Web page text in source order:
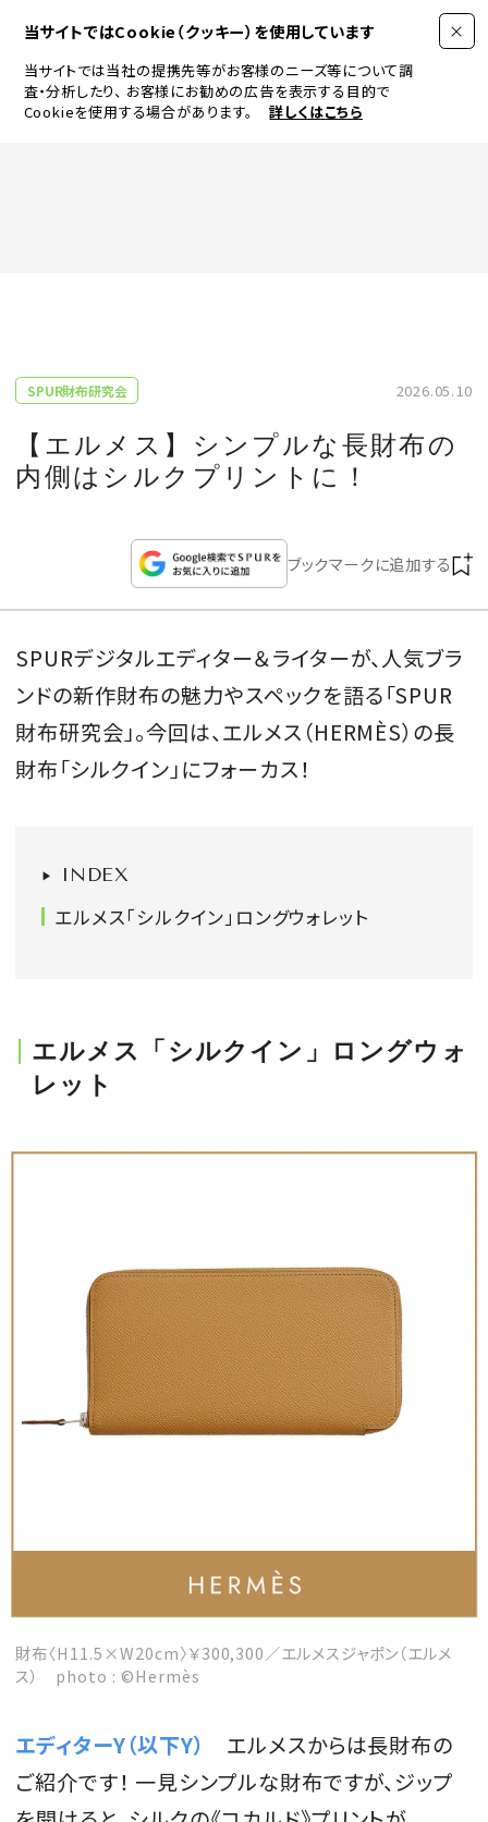
当サイトではCookie（クッキー）を使用しています
当サイトでは当社の提携先等がお客様のニーズ等について調
査・分析したり、 お客様にお勧めの広告を表示する目的で
Cookieを使用する場合があります。
詳しくはこちら
JEWELRY & WATCH
LIFESTYLE
CELEBRITY
WEDDING
FORTUNE
MAGAZINE
Log in or Sign up
FOLLOW US
MAGAZINE
SPUR 2026 JULY
2026年9月号
最新号を試し読み
SPUR財布研究会 2026.05.10
【エルメス】シンプルな長財布の
内側はシルクプリントに！
ブックマークに追加する
SPURデジタルエディター＆ライターが、人気ブラ
ンドの新作財布の魅力やスペックを語る「SPUR
財布研究会」。今回は、エルメス（HERMÈS）の長
財布「シルクイン」にフォーカス！
INDEX
エルメス「シルクイン」ロングウォレット
エルメス「シルクイン」ロングウォ
レット
財布〈H11.5×W20cm〉￥300,300／エルメスジャポン（エルメ
ス） photo : ©Hermès
エディターY（以下Y）
エルメスからは長財布の
ご紹介です！ 一見シンプルな財布ですが、ジップ